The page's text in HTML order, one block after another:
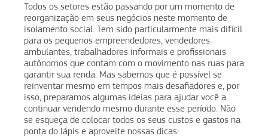
Todos os setores estão passando por um momento de
reorganização em seus negócios neste momento de
isolamento social. Tem sido particularmente mais difícil
para os pequenos empreendedores, vendedores
ambulantes, trabalhadores informais e profissionais
autônomos que contam com o movimento nas ruas para
garantir sua renda. Mas sabemos que é possível se
reinventar mesmo em tempos mais desafiadores e, por
isso, preparamos algumas ideias para ajudar você a
continuar vendendo mesmo durante esse período. Não
se esqueça de colocar todos os seus custos e gastos na
ponta do lápis e aproveite nossas dicas: